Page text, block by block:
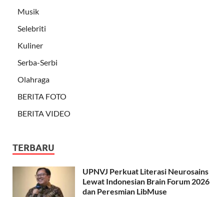
Musik
Selebriti
Kuliner
Serba-Serbi
Olahraga
BERITA FOTO
BERITA VIDEO
TERBARU
UPNVJ Perkuat Literasi Neurosains
Lewat Indonesian Brain Forum 2026
dan Peresmian LibMuse